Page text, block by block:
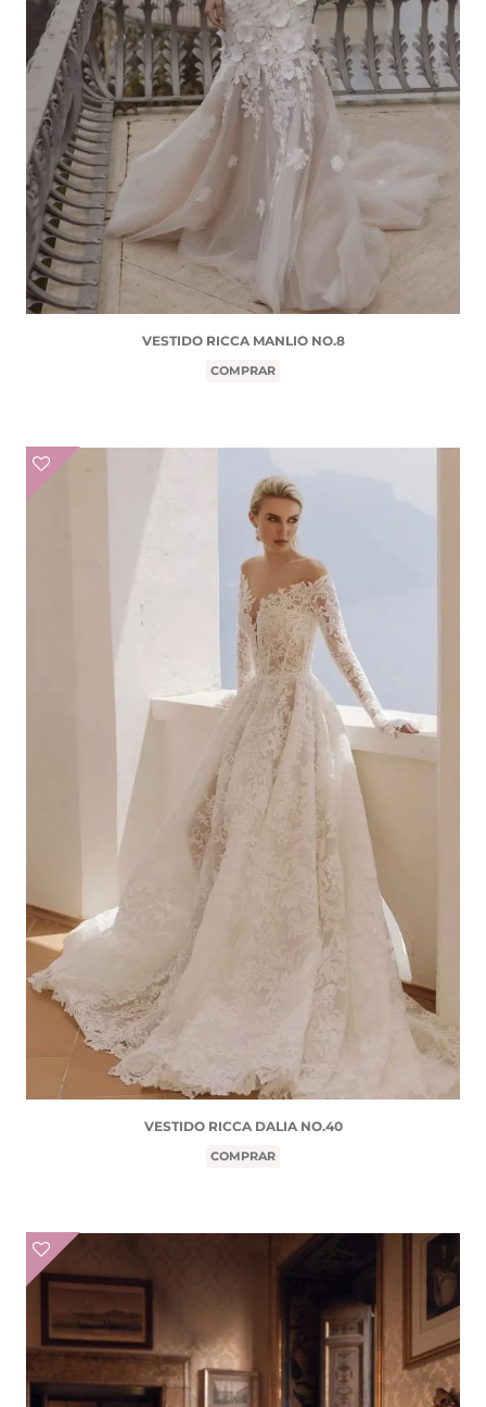
VESTIDO RICCA MANLIO NO.8
COMPRAR
VESTIDO RICCA DALIA NO.40
COMPRAR